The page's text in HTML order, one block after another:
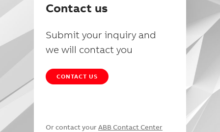
Contact us
Submit your inquiry and
we will contact you
CONTACT US
Or contact your ABB Contact Center